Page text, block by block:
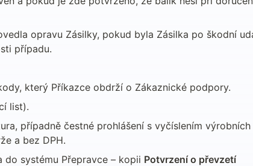
opravu Zásilky, pokud byla Zásilka po škodní
případu.
který Příkazce obdrží o Zákaznické podpory.
list).
případně čestné prohlášení s vyčíslením výrobních
a bez DPH.
systému Přepravce – kopii Potvrzení o převzetí